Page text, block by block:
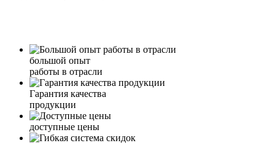
большой опыт
работы в отрасли
Гарантия качества
продукции
доступные цены